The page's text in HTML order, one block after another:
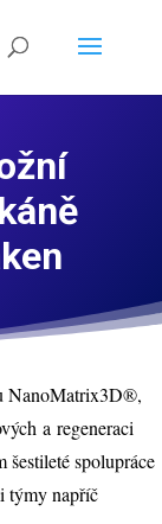
NanoMatrix3D®,
a regeneraci
spolupráce
týmy napříč